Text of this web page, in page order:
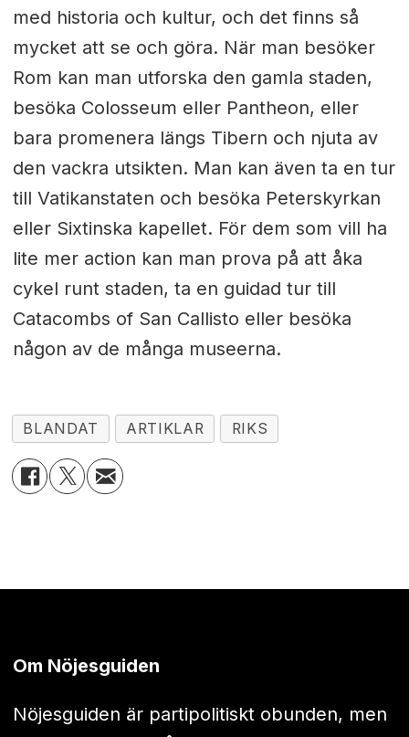
med historia och kultur, och det finns så
mycket att se och göra. När man besöker
Rom kan man utforska den gamla staden,
besöka Colosseum eller Pantheon, eller
bara promenera längs Tibern och njuta av
den vackra utsikten. Man kan även ta en tur
till Vatikanstaten och besöka Peterskyrkan
eller Sixtinska kapellet. För dem som vill ha
lite mer action kan man prova på att åka
cykel runt staden, ta en guidad tur till
Catacombs of San Callisto eller besöka
någon av de många museerna.
BLANDAT ARTIKLAR RIKS
Om Nöjesguiden
Nöjesguiden är partipolitiskt obunden, men